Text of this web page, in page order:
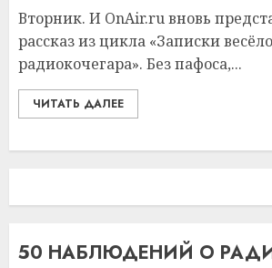
Вторник. И OnAir.ru вновь
рассказ из цикла «Записки
радиокочегара». Без пафоса,...
ЧИТАТЬ ДАЛЕЕ
50 НАБЛЮДЕНИЙ О